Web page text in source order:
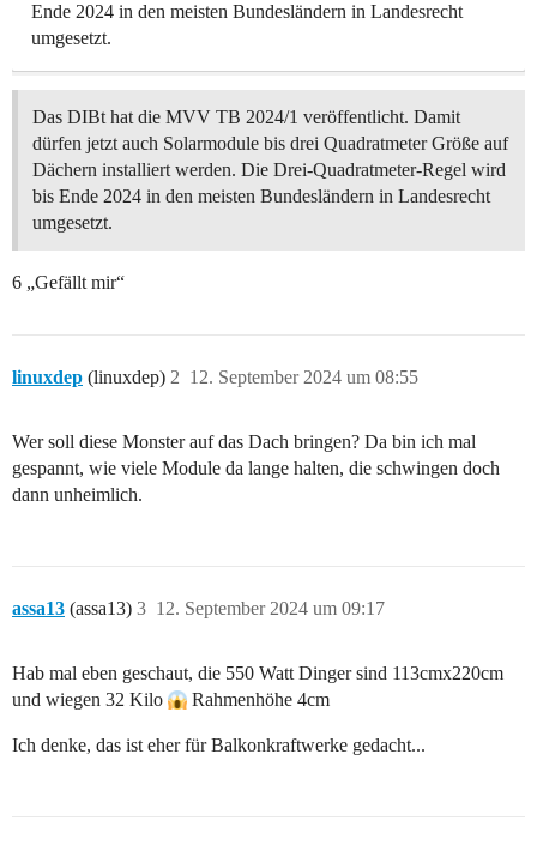
Ende 2024 in den meisten Bundesländern in Landesrecht
umgesetzt.
Das DIBt hat die MVV TB 2024/1 veröffentlicht. Damit
dürfen jetzt auch Solarmodule bis drei Quadratmeter Größe auf
Dächern installiert werden. Die Drei-Quadratmeter-Regel wird
bis Ende 2024 in den meisten Bundesländern in Landesrecht
umgesetzt.
6 „Gefällt mir“
linuxdep (linuxdep) 12. September 2024 um 08:55
2
Wer soll diese Monster auf das Dach bringen? Da bin ich mal
gespannt, wie viele Module da lange halten, die schwingen doch
dann unheimlich.
assa13 (assa13) 12. September 2024 um 09:17
3
Hab mal eben geschaut, die 550 Watt Dinger sind 113cmx220cm
und wiegen 32 Kilo
Rahmenhöhe 4cm
Ich denke, das ist eher für Balkonkraftwerke gedacht...